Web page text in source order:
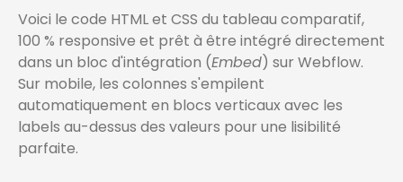
Voici le code HTML et CSS du tableau comparatif,
100 % responsive et prêt à être intégré directement
dans un bloc d'intégration (Embed) sur Webflow.
Sur mobile, les colonnes s'empilent
automatiquement en blocs verticaux avec les
labels au-dessus des valeurs pour une lisibilité
parfaite.